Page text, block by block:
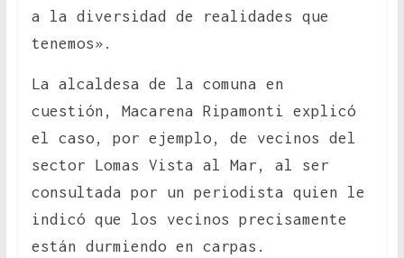
a la diversidad de realidades que
tenemos».
La alcaldesa de la comuna en
cuestión, Macarena Ripamonti explicó
el caso, por ejemplo, de vecinos del
sector Lomas Vista al Mar, al ser
consultada por un periodista quien le
indicó que los vecinos precisamente
están durmiendo en carpas.